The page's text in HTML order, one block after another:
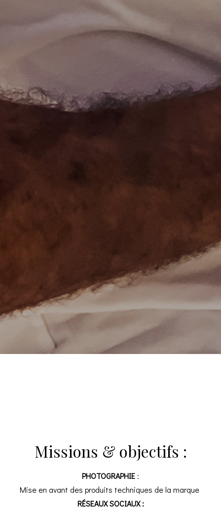
Missions & objectifs :
PHOTOGRAPHIE :
Mise en avant des produits techniques de la marque
RÉSEAUX SOCIAUX :